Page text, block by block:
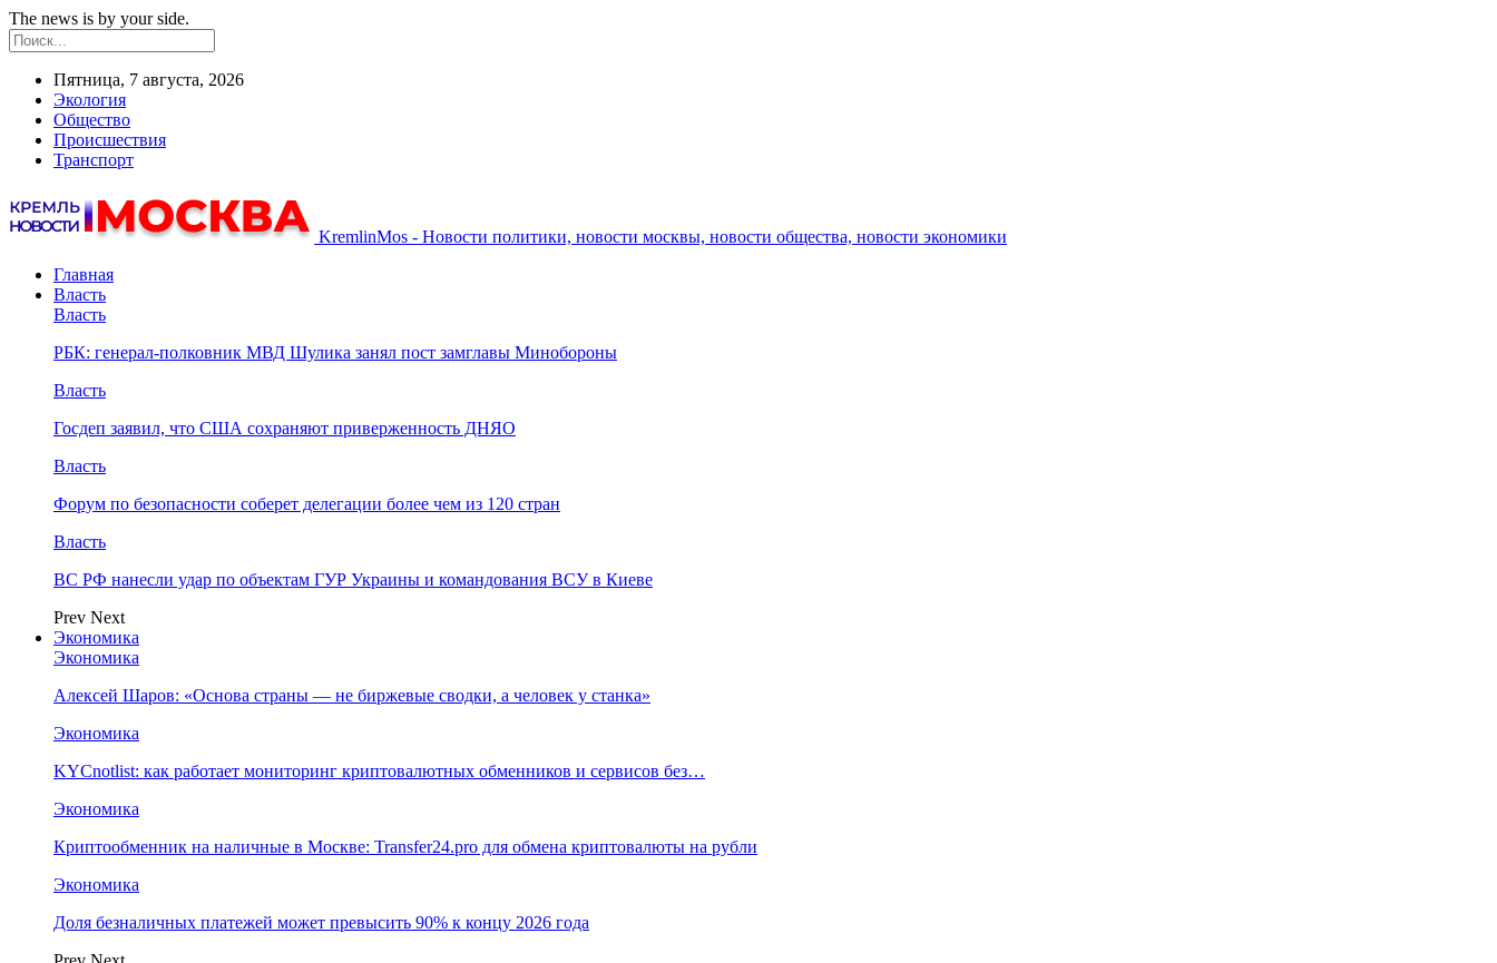
The news is by your side.
Пятница, 7 августа, 2026
Экология
Общество
Происшествия
Транспорт
KremlinMos - Новости политики, новости москвы, новости общества, новости экономики
Главная
Власть
Власть
РБК: генерал-полковник МВД Шулика занял пост замглавы Минобороны
Власть
Госдеп заявил, что США сохраняют приверженность ДНЯО
Власть
Форум по безопасности соберет делегации более чем из 120 стран
Власть
ВС РФ нанесли удар по объектам ГУР Украины и командования ВСУ в Киеве
Prev Next
Экономика
Экономика
Алексей Шаров: «Основа страны — не биржевые сводки, а человек у станка»
Экономика
KYCnotlist: как работает мониторинг криптовалютных обменников и сервисов без…
Экономика
Криптообменник на наличные в Москве: Transfer24.pro для обмена криптовалюты на рубли
Экономика
Доля безналичных платежей может превысить 90% к концу 2026 года